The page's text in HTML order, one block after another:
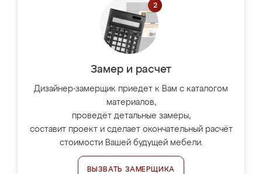
Замер и расчет
Дизайнер-замерщик приедет к Вам с каталогом
материалов,
проведёт детальные замеры,
составит проект и сделает окончательный расчёт
стоимости Вашей будущей мебели.
ВЫЗВАТЬ ЗАМЕРЩИКА